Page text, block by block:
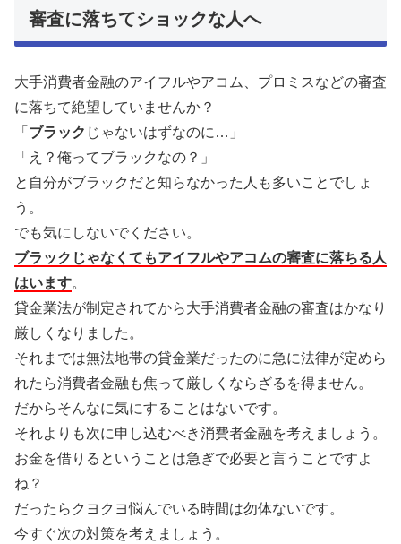
審査に落ちてショックな人へ
大手消費者金融のアイフルやアコム、プロミスなどの審査
に落ちて絶望していませんか？
「 ブラック じゃないはずなのに…」
「え？俺ってブラックなの？」
と自分がブラックだと知らなかった人も多いことでしょ
う。
でも気にしないでください。
ブラックじゃなくてもアイフルやアコムの審査に落ちる人
はいます。
貸金業法が制定されてから大手消費者金融の審査はかなり
厳しくなりました。
それまでは無法地帯の貸金業だったのに急に法律が定めら
れたら消費者金融も焦って厳しくならざるを得ません。
だからそんなに気にすることはないです。
それよりも次に申し込むべき消費者金融を考えましょう。
お金を借りるということは急ぎで必要と言うことですよ
ね？
だったらクヨクヨ悩んでいる時間は勿体ないです。
今すぐ次の対策を考えましょう。